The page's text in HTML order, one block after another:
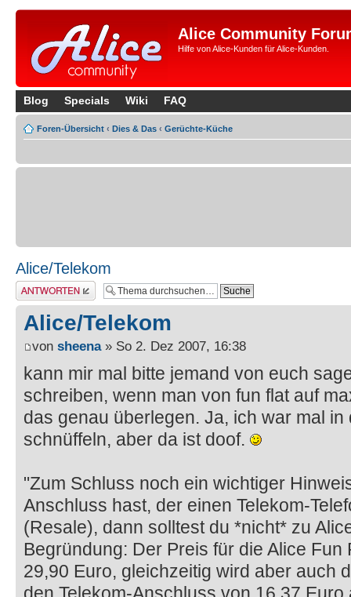
Alice Community
Hilfe von Alice-Kunden für Alice-Kunden.
Blog Specials Wiki FAQ
Foren-Übersicht ‹ Dies & Das ‹ Gerüchte-Küche
Alice/Telekom
Antwort erstellen
Alice/Telekom
von sheena» So 2. Dez 2007, 16:38
kann mir mal bitte jemand von euch
schreiben, wenn man von fun flat auf
das genau überlegen. Ja, ich war mal
schnüffeln, aber da ist doof.
"Zum Schluss noch ein wichtiger
Anschluss hast, der einen Telekom-
(Resale), dann solltest du *nicht* zu
Begründung: Der Preis für die Alice
29,90 Euro, gleichzeitig wird aber auch